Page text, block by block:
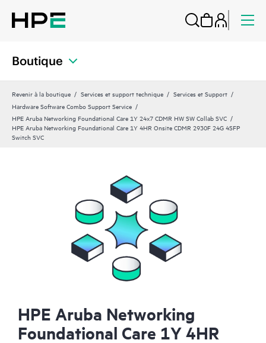
Boutique
Revenir à la boutique Services et support technique
Services et Support
Hardware Software Combo Support Service
HPE Aruba Networking Foundational Care 1Y 24x7 CDMR HW SW Collab SVC
HPE Aruba Networking Foundational Care 1Y 4HR Onsite CDMR 2930F 24G 4SFP
Switch SVC
HPE Aruba Networking
Foundational Care 1Y 4HR